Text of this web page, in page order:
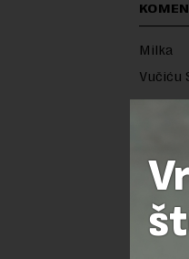
Milka
Vučiću